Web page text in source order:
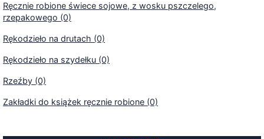
Ręcznie robione świece sojowe, z wosku pszczelego,
rzepakowego (0)
Rękodzieło na drutach (0)
Rękodzieło na szydełku (0)
Rzeźby (0)
Zakładki do książek ręcznie robione (0)